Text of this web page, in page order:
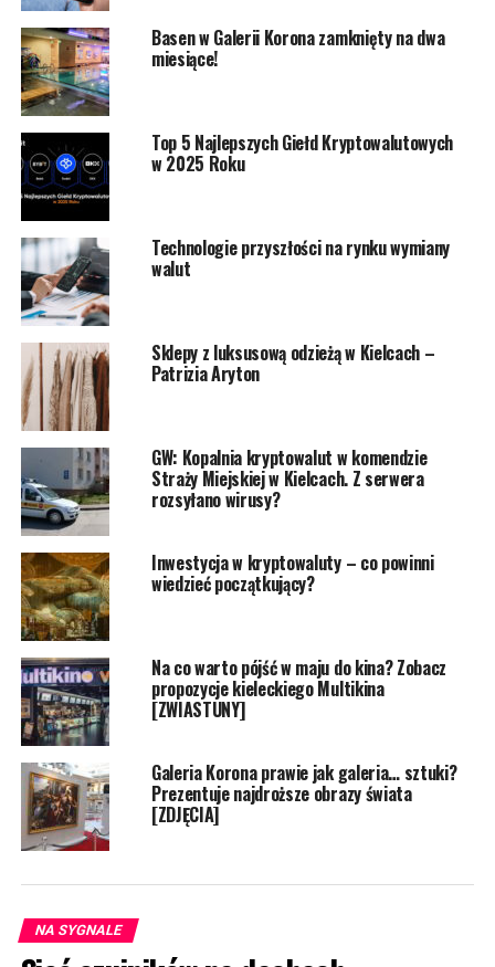
Basen w Galerii Korona zamknięty na dwa
miesiące!
Top 5 Najlepszych Giełd Kryptowalutowych
w 2025 Roku
Technologie przyszłości na rynku wymiany
walut
Sklepy z luksusową odzieżą w Kielcach –
Patrizia Aryton
GW: Kopalnia kryptowalut w komendzie
Straży Miejskiej w Kielcach. Z serwera
rozsyłano wirusy?
Inwestycja w kryptowaluty – co powinni
wiedzieć początkujący?
Na co warto pójść w maju do kina? Zobacz
propozycje kieleckiego Multikina
[ZWIASTUNY]
Galeria Korona prawie jak galeria… sztuki?
Prezentuje najdroższe obrazy świata
[ZDJĘCIA]
NA SYGNALE